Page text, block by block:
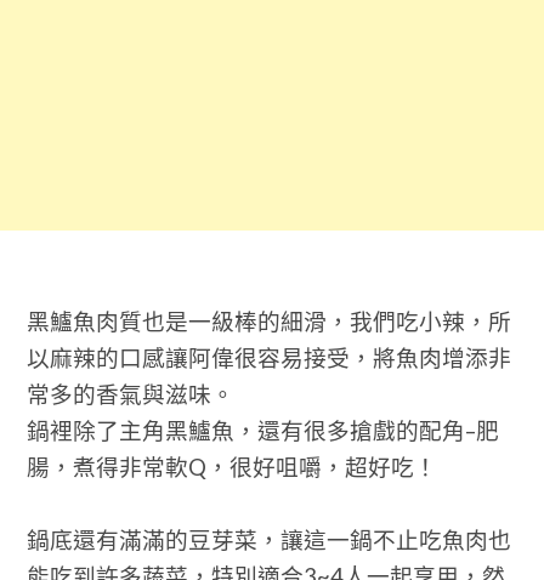
黑鱸魚肉質也是一級棒的細滑，我們吃小辣，所
以麻辣的口感讓阿偉很容易接受，將魚肉增添非
常多的香氣與滋味。
鍋裡除了主角黑鱸魚，還有很多搶戲的配角–肥
腸，煮得非常軟Q，很好咀嚼，超好吃！
鍋底還有滿滿的豆芽菜，讓這一鍋不止吃魚肉也